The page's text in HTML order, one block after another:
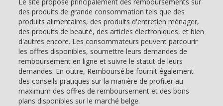
des produits de grande consommation tels que des
produits alimentaires, des produits d'entretien ménager,
des produits de beauté, des articles électroniques, et bien
d'autres encore. Les consommateurs peuvent parcourir
les offres disponibles, soumettre leurs demandes de
remboursement en ligne et suivre le statut de leurs
demandes. En outre, Remboursé.be fournit également
des conseils pratiques sur la manière de profiter au
maximum des offres de remboursement et des bons
plans disponibles sur le marché belge.